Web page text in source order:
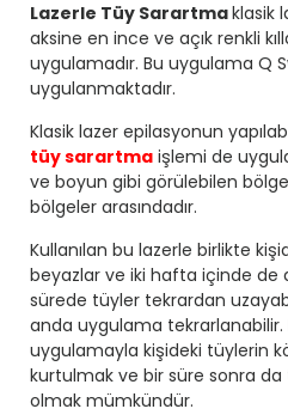
Lazerle Tüy Sarartmaklasik
aksine en ince ve açık renkli
uygulamadır. Bu uygulama Q
uygulanmaktadır.
Klasik lazer epilasyonun
tüy sarartma işlemi de
ve boyun gibi görülebilen
bölgeler arasındadır.
Kullanılan bu lazerle birlikte
beyazlar ve iki hafta içinde de
sürede tüyler tekrardan
anda uygulama tekrarlanabilir.
uygulamayla kişideki tüylerin
kurtulmak ve bir süre sonra
olmak mümkündür.